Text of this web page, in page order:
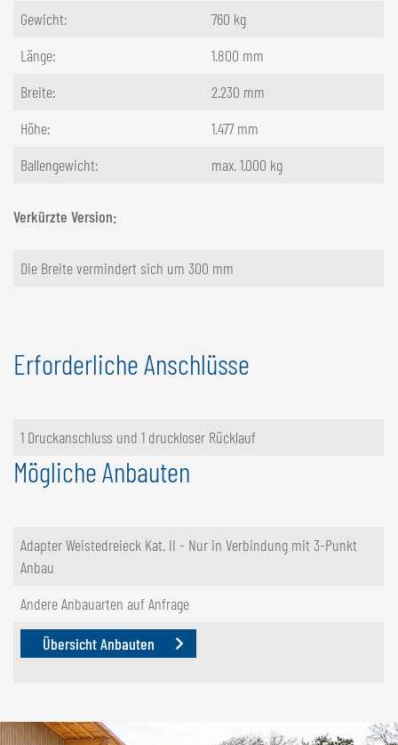
Gewicht:
760 kg
Länge:
1.800 mm
Breite:
2.230 mm
Höhe:
1.477 mm
Ballengewicht:
max. 1.000 kg
Verkürzte Version:
Die Breite vermindert sich um 300 mm
Erforderliche Anschlüsse
1 Druckanschluss und 1 druckloser Rücklauf
Mögliche Anbauten
Adapter Weistedreieck Kat. II - Nur in Verbindung mit 3-Punkt
Anbau
Andere Anbauarten auf Anfrage
Übersicht Anbauten